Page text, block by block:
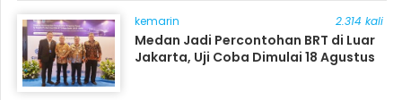
kemarin 2.314 kali
Medan Jadi Percontohan BRT di Luar
Jakarta, Uji Coba Dimulai 18 Agustus